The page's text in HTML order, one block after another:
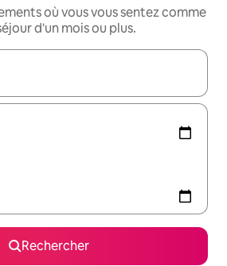
où vous vous sentez comme
d'un mois ou plus.
s'affichent, utilisez les flèches vers le
Rechercher